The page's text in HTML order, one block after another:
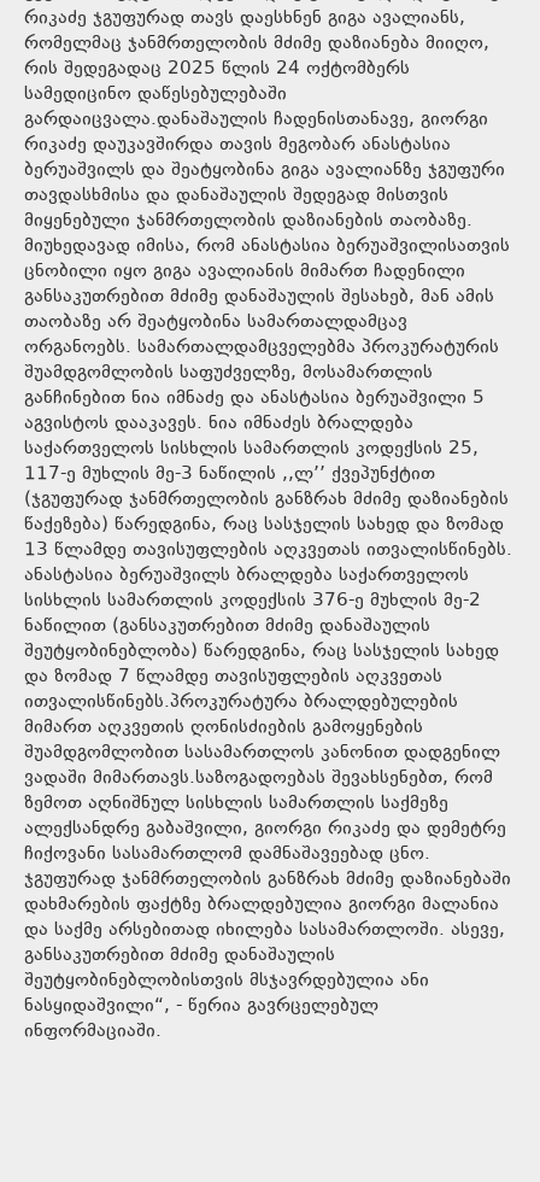
რიკაძე ჯგუფურად თავს დაესხნენ გიგა ავალიანს,
რომელმაც ჯანმრთელობის მძიმე დაზიანება მიიღო,
რის შედეგადაც 2025 წლის 24 ოქტომბერს
სამედიცინო დაწესებულებაში
გარდაიცვალა.დანაშაულის ჩადენისთანავე, გიორგი
რიკაძე დაუკავშირდა თავის მეგობარ ანასტასია
ბერუაშვილს და შეატყობინა გიგა ავალიანზე ჯგუფური
თავდასხმისა და დანაშაულის შედეგად მისთვის
მიყენებული ჯანმრთელობის დაზიანების თაობაზე.
მიუხედავად იმისა, რომ ანასტასია ბერუაშვილისათვის
ცნობილი იყო გიგა ავალიანის მიმართ ჩადენილი
განსაკუთრებით მძიმე დანაშაულის შესახებ, მან ამის
თაობაზე არ შეატყობინა სამართალდამცავ
ორგანოებს. სამართალდამცველებმა პროკურატურის
შუამდგომლობის საფუძველზე, მოსამართლის
განჩინებით ნია იმნაძე და ანასტასია ბერუაშვილი 5
აგვისტოს დააკავეს. ნია იმნაძეს ბრალდება
საქართველოს სისხლის სამართლის კოდექსის 25,
117-ე მუხლის მე-3 ნაწილის ,,ლ’’ ქვეპუნქტით
(ჯგუფურად ჯანმრთელობის განზრახ მძიმე დაზიანების
წაქეზება) წარედგინა, რაც სასჯელის სახედ და ზომად
13 წლამდე თავისუფლების აღკვეთას ითვალისწინებს.
ანასტასია ბერუაშვილს ბრალდება საქართველოს
სისხლის სამართლის კოდექსის 376-ე მუხლის მე-2
ნაწილით (განსაკუთრებით მძიმე დანაშაულის
შეუტყობინებლობა) წარედგინა, რაც სასჯელის სახედ
და ზომად 7 წლამდე თავისუფლების აღკვეთას
ითვალისწინებს.პროკურატურა ბრალდებულების
მიმართ აღკვეთის ღონისძიების გამოყენების
შუამდგომლობით სასამართლოს კანონით დადგენილ
ვადაში მიმართავს.საზოგადოებას შევახსენებთ, რომ
ზემოთ აღნიშნულ სისხლის სამართლის საქმეზე
ალექსანდრე გაბაშვილი, გიორგი რიკაძე და დემეტრე
ჩიქოვანი სასამართლომ დამნაშავეებად ცნო.
ჯგუფურად ჯანმრთელობის განზრახ მძიმე დაზიანებაში
დახმარების ფაქტზე ბრალდებულია გიორგი მალანია
და საქმე არსებითად იხილება სასამართლოში. ასევე,
განსაკუთრებით მძიმე დანაშაულის
შეუტყობინებლობისთვის მსჯავრდებულია ანი
ნასყიდაშვილი“, - წერია გავრცელებულ
ინფორმაციაში.